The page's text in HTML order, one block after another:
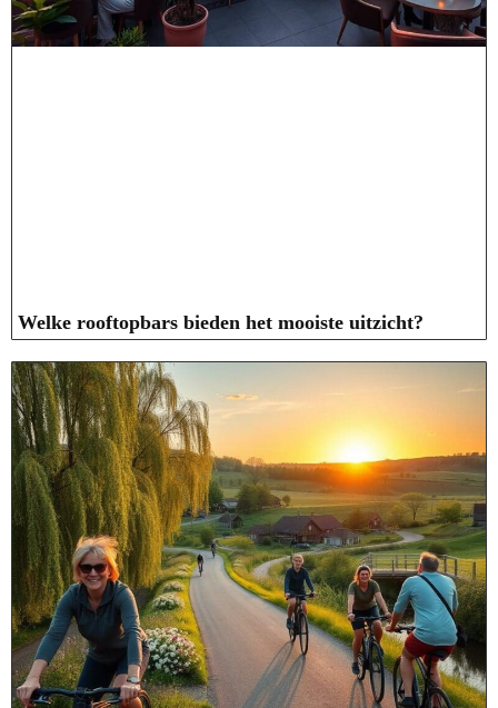
Welke rooftopbars bieden het mooiste uitzicht?